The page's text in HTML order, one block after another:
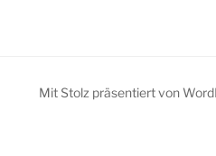
Mit Stolz präsentiert von